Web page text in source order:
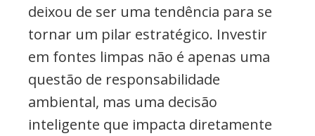
deixou de ser uma tendência para se
tornar um pilar estratégico. Investir
em fontes limpas não é apenas uma
questão de responsabilidade
ambiental, mas uma decisão
inteligente que impacta diretamente